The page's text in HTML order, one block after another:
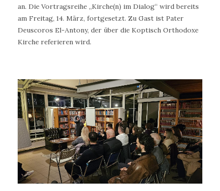
an. Die Vortragsreihe „Kirche(n) im Dialog“ wird bereits
am Freitag, 14. März, fortgesetzt. Zu Gast ist Pater
Deuscoros El-Antony, der über die Koptisch Orthodoxe
Kirche referieren wird.